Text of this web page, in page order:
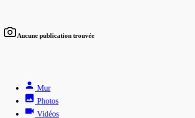
Aucune publication trouvée
Mur
Photos
Vidéos